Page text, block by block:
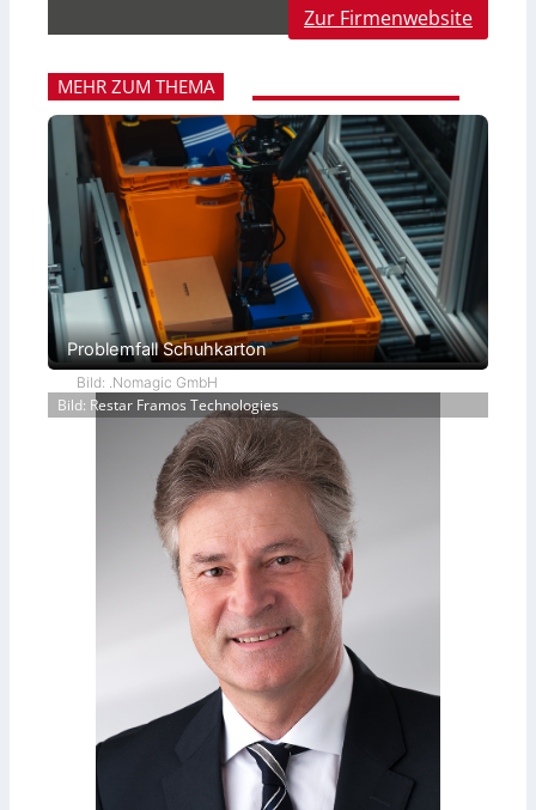
Zur Firmenwebsite
MEHR ZUM THEMA
Problemfall Schuhkarton
Bild: .Nomagic GmbH
Bild: Restar Framos Technologies